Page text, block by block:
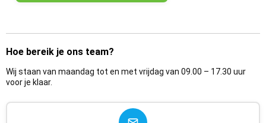
Hoe bereik je ons team?
Wij staan van maandag tot en met vrijdag van 09.00 – 17.30 uur
voor je klaar.